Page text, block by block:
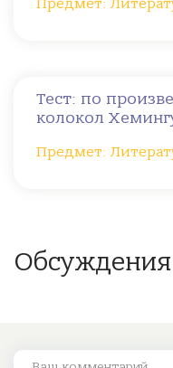
Предмет:
Тест: по
колокол
Предмет:
Обсуждения